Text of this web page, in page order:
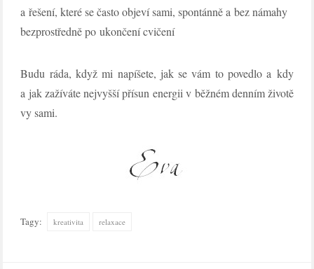
a řešení, které se často objeví sami, spontánně a bez námahy
bezprostředně po ukončení cvičení
Budu ráda, když mi napíšete, jak se vám to povedlo a kdy
a jak zažíváte nejvyšší přísun energii v běžném denním životě
vy sami.
Tagy: kreativita relaxace